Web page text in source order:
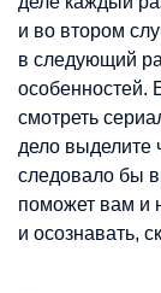
и во втором
в следующий
особенностей.
смотреть
дело выделите
следовало бы
поможет вам и
и осознавать,